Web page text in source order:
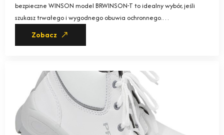
bezpieczne WINSON model BRWINSON-T to idealny wybór, jeśli
szukasz trwałego i wygodnego obuwia ochronnego.…
Zobacz